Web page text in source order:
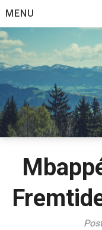
to
content
MENU